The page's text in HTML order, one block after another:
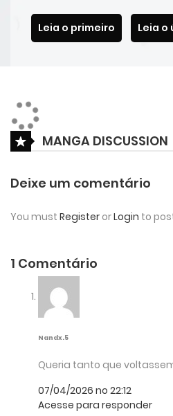
Leia o primeiro Leia o
MANGA DISCUSSION
Deixe um comentário
You must Register orLogin to
1 Comentário
Nandx.5
Queria tanto que
07/04/2026 no 22:12
Acesse para responder